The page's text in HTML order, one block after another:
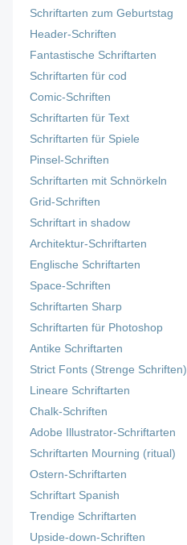
Schriftarten zum Geburtstag
Header-Schriften
Fantastische Schriftarten
Schriftarten für cod
Comic-Schriften
Schriftarten für Text
Schriftarten für Spiele
Pinsel-Schriften
Schriftarten mit Schnörkeln
Grid-Schriften
Schriftart in shadow
Architektur-Schriftarten
Englische Schriftarten
Space-Schriften
Schriftarten Sharp
Schriftarten für Photoshop
Antike Schriftarten
Strict Fonts (Strenge Schriften)
Lineare Schriftarten
Chalk-Schriften
Adobe Illustrator-Schriftarten
Schriftarten Mourning (ritual)
Ostern-Schriftarten
Schriftart Spanish
Trendige Schriftarten
Upside-down-Schriften